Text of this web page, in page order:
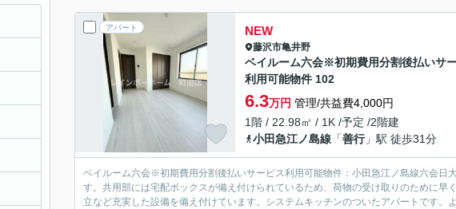
アパート NEW
藤沢市亀井野
ベイルーム六会※初期費用分割後払いサ
利用可能物件 102
6.3万円 管理/共益費4,000円
1階 / 22.98㎡ / 1K /予定 /2階建
小田急江ノ島線 「善行」駅 徒歩31分
ベイルーム六会※初期費用分割後払いサービス利用可能物件：小田急江ノ島線六会日
す。共用部には宅配ボックスが備え付けられているため、荷物の受け取りのために早
立など充実した設備を備え付けています。システムキッチンのついたアパートです。